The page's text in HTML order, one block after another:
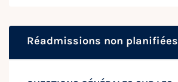
Réadmissions non planifiées